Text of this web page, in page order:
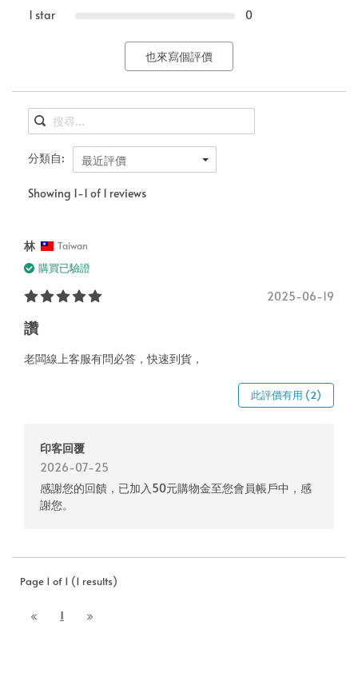
1 star
0
也來寫個評價
分類自: 最近評價
Showing 1-1 of 1 reviews
林 Taiwan
購買已驗證
2025-06-19
讚
老闆線上客服有問必答，快速到貨，
此評價有用 (2)
印客回覆
2026-07-25
感謝您的回饋，已加入50元購物金至您會員帳戶中，感
謝您。
Page 1 of 1 (1 results)
1